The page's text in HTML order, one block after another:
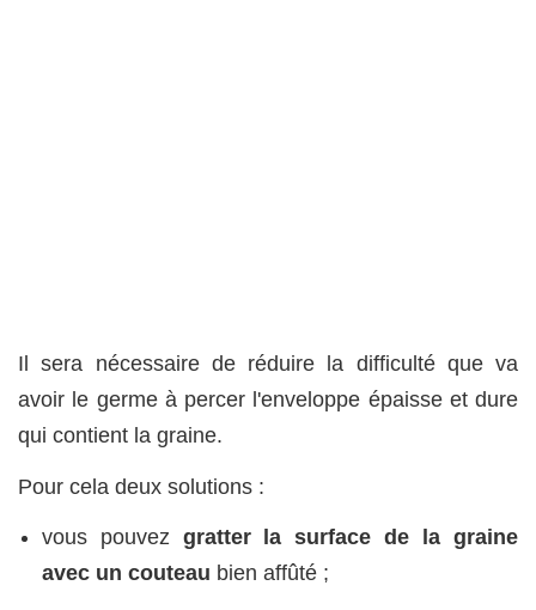
Il sera nécessaire de réduire la difficulté que va
avoir le germe à percer l'enveloppe épaisse et dure
qui contient la graine.
Pour cela deux solutions :
vous pouvez gratter la surface de la graine
avec un couteau bien affûté ;